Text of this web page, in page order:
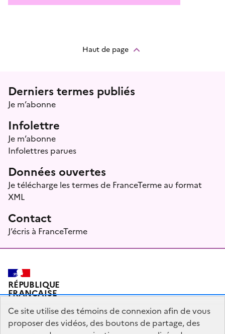
Haut de page
Menu prefooter
Derniers termes publiés
Je m’abonne
Infolettre
Je m’abonne
Infolettres parues
Données ouvertes
Je télécharge les termes de FranceTerme au format
XML
Contact
J’écris à FranceTerme
RÉPUBLIQUE
FRANÇAISE
Ce site utilise des témoins de connexion afin de vous
proposer des vidéos, des boutons de partage, des